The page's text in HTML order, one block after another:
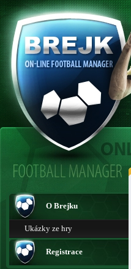
O Brejku
Ukázky ze hry
Registrace